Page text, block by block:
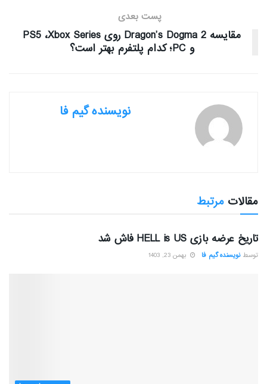
پست بعدی
مقایسه Dragon’s Dogma 2 روی PS5 ،Xbox Series
و PC؛ کدام پلتفرم بهتر است؟
نویسنده گیم فا
مقالات مرتبط
تاریخ عرضه بازی HELL is US فاش شد
توسط نویسنده گیم فا بهمن 23, 1403